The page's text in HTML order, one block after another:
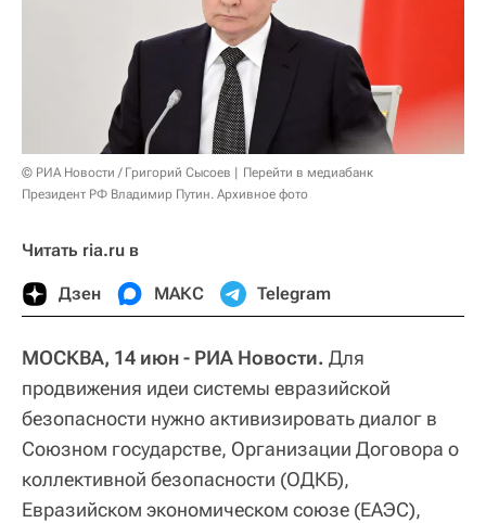
© РИА Новости / Григорий Сысоев
Перейти в медиабанк
Президент РФ Владимир Путин. Архивное фото
Читать ria.ru в
Дзен МАКС Telegram
МОСКВА, 14 июн - РИА Новости. Для
продвижения идеи системы евразийской
безопасности нужно активизировать диалог в
Союзном государстве, Организации Договора о
коллективной безопасности (ОДКБ),
Евразийском экономическом союзе (ЕАЭС),